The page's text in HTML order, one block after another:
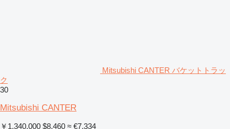
Mitsubishi CANTER バケットトラッ
ク
30
Mitsubishi CANTER
￥1,340,000 $8,460 ≈ €7,334